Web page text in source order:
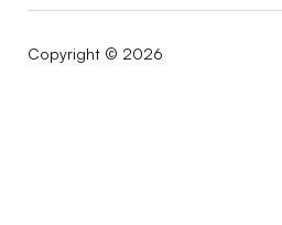
Copyright © 2026